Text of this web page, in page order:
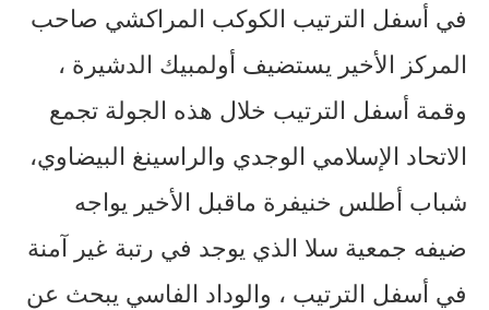
في أسفل الترتيب الكوكب المراكشي صاحب
المركز الأخير يستضيف أولمبيك الدشيرة ،
وقمة أسفل الترتيب خلال هذه الجولة تجمع
الاتحاد الإسلامي الوجدي والراسينغ البيضاوي،
شباب أطلس خنيفرة ماقبل الأخير يواجه
ضيفه جمعية سلا الذي يوجد في رتبة غير آمنة
في أسفل الترتيب ، والوداد الفاسي يبحث عن